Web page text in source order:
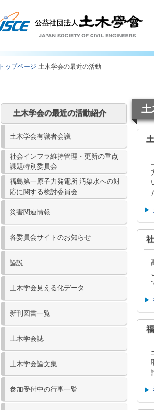
トップページ 土木学会の最近の活動
土木学会の最近の活動紹介
土木学会有識者会議
社会インフラ維持管理・更新の重点
課題特別委員会
福島第一原子力発電所 汚染水への対
応に関する検討委員会
災害関連情報
各委員会サイトのお知らせ
論説
土木学会見える化データ
新刊図書一覧
土木学会誌
土木学会論文集
参加受付中の行事一覧
土